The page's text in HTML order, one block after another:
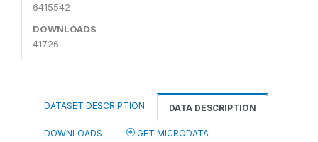
6415542
DOWNLOADS
41726
DATASET DESCRIPTION DATA DESCRIPTION
DOWNLOADS GET MICRODATA